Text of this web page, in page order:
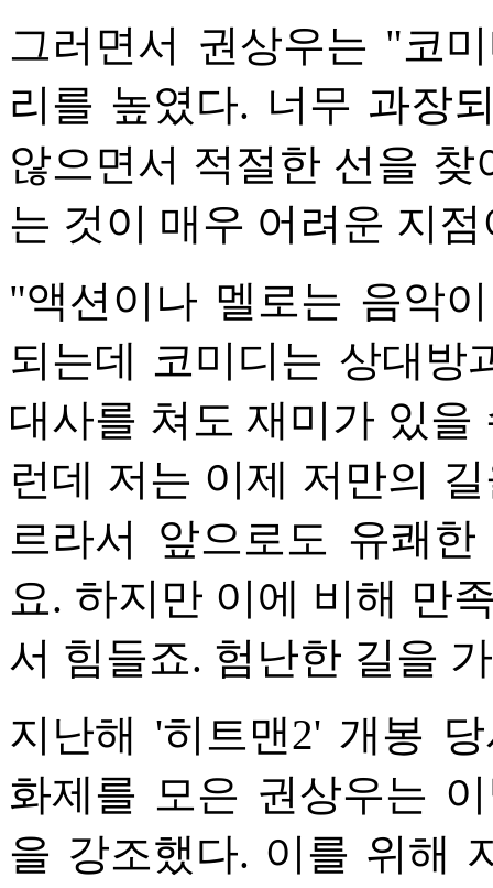
그러면서 권상우는 "코
리를 높였다. 너무 과장
않으면서 적절한 선을
는 것이 매우 어려운 지
"액션이나 멜로는 음악
되는데 코미디는 상대방
대사를 쳐도 재미가 있
런데 저는 이제 저만의
르라서 앞으로도 유쾌
요. 하지만 이에 비해 만
서 힘들죠. 험난한 길을
지난해 '히트맨2' 개봉
화제를 모은 권상우는
을 강조했다. 이를 위해